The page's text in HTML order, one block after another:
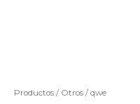
Productos / Otros / qwe